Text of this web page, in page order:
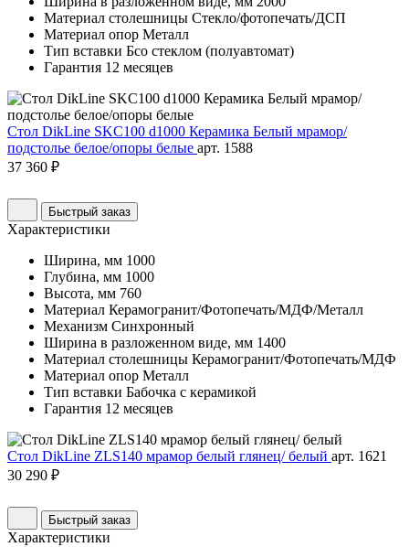
Материал столешницы Стекло/фотопечать/ДСП
Материал опор Металл
Тип вставки Бсо стеклом (полуавтомат)
Гарантия 12 месяцев
Стол DikLine SKC100 d1000 Керамика Белый мрамор/
подстолье белое/опоры белые арт. 1588
37 360 ₽
Быстрый заказ
Характеристики
Ширина, мм 1000
Глубина, мм 1000
Высота, мм 760
Материал Керамогранит/Фотопечать/МДФ/Металл
Механизм Синхронный
Ширина в разложенном виде, мм 1400
Материал столешницы Керамогранит/Фотопечать/МДФ
Материал опор Металл
Тип вставки Бабочка с керамикой
Гарантия 12 месяцев
Стол DikLine ZLS140 мрамор белый глянец/ белый арт. 1621
30 290 ₽
Быстрый заказ
Характеристики